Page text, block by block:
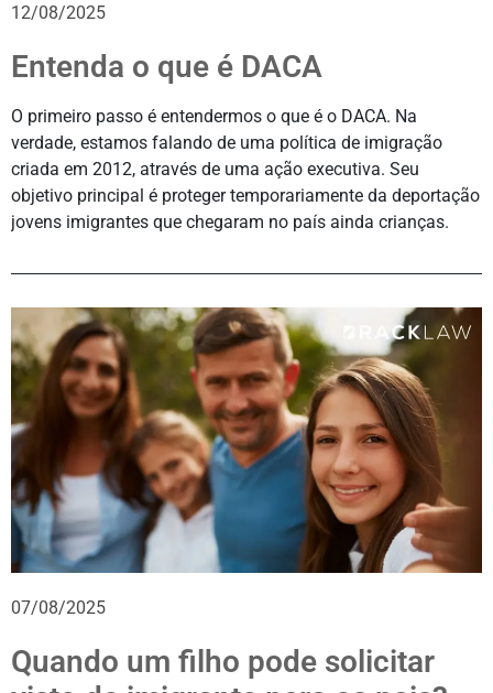
12/08/2025
Entenda o que é DACA
O primeiro passo é entendermos o que é o DACA. Na
verdade, estamos falando de uma política de imigração
criada em 2012, através de uma ação executiva. Seu
objetivo principal é proteger temporariamente da deportação
jovens imigrantes que chegaram no país ainda crianças.
07/08/2025
Quando um filho pode solicitar